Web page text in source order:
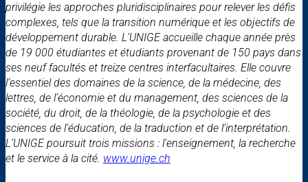
privilégie les approches pluridisciplinaires pour relever les défis
complexes, tels que la transition numérique et les objectifs de
développement durable. L’UNIGE accueille chaque année près
de 19 000 étudiantes et étudiants provenant de 150 pays dans
ses neuf facultés et treize centres interfacultaires. Elle couvre
l’essentiel des domaines de la science, de la médecine, des
lettres, de l’économie et du management, des sciences de la
société, du droit, de la théologie, de la psychologie et des
sciences de l’éducation, de la traduction et de l’interprétation.
L’UNIGE poursuit trois missions : l’enseignement, la recherche
et le service à la cité. www.unige.ch